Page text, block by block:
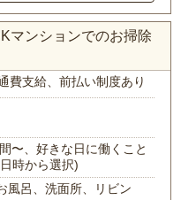
マンションでのお掃除
通費支給、前払い制度あり
〜、好きな日に働くこと
時から選択)
風呂、洗面所、リビン